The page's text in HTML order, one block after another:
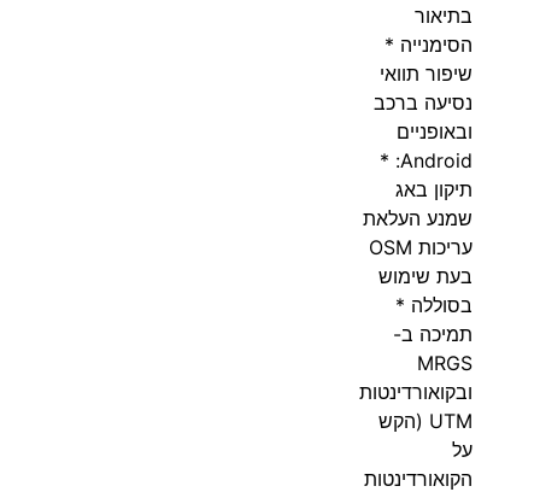
בתיאור
הסימנייה *
שיפור תוואי
נסיעה ברכב
ובאופניים
Android: *
תיקון באג
שמנע העלאת
עריכות OSM
בעת שימוש
בסוללה *
תמיכה ב-
MRGS
ובקואורדינטות
UTM (הקש
על
הקואורדינטות